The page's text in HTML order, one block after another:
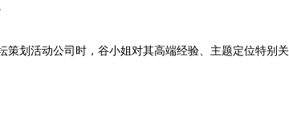
策划活动公司时，谷小姐对其高端经验、主题定位特别